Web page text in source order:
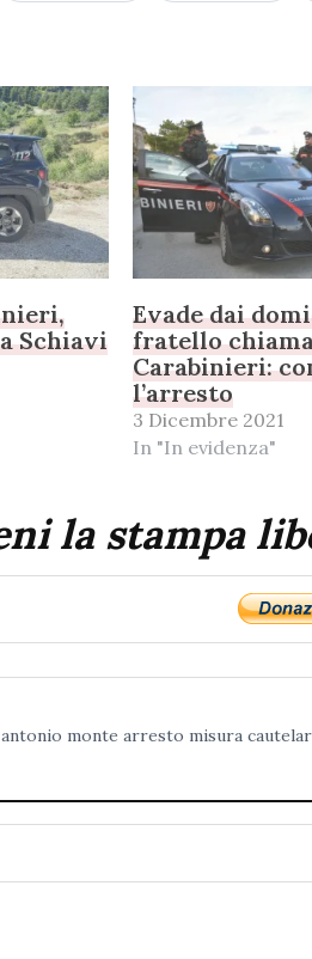
Schiavi
Evade dai
fratello
Carabinieri:
l’arresto
3 Dicembre 2021
In "In evidenza"
la stampa
antonio monte arresto misura